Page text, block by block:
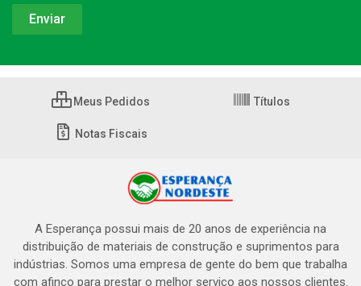
Meus Pedidos Títulos
Notas Fiscais
A Esperança possui mais de 20 anos de experiência na
distribuição de materiais de construção e suprimentos para
indústrias. Somos uma empresa de gente do bem que trabalha
com afinco para prestar o melhor serviço aos nossos clientes.